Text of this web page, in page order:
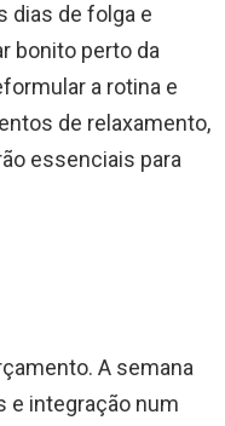
dias de folga e
bonito perto da
a rotina e
de relaxamento,
essenciais para
A semana
e integração num